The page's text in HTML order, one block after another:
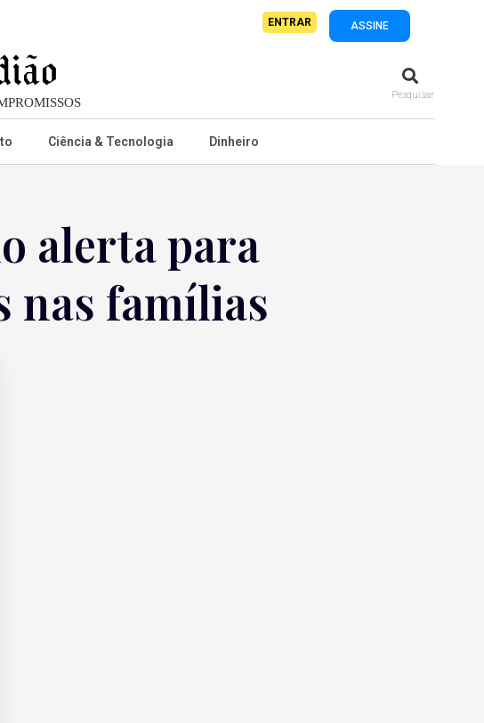
ENTRAR ASSINE
Pesquisar
Ciência & Tecnologia Dinheiro
alerta para
nas famílias